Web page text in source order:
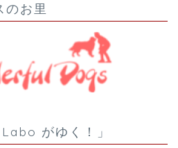
のお里
がゆく！」